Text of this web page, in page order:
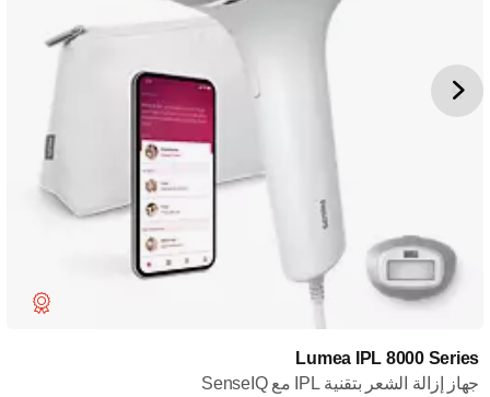
Lumea IPL 8000 Series
جهاز إزالة الشعر بتقنية IPL مع SenseIQ